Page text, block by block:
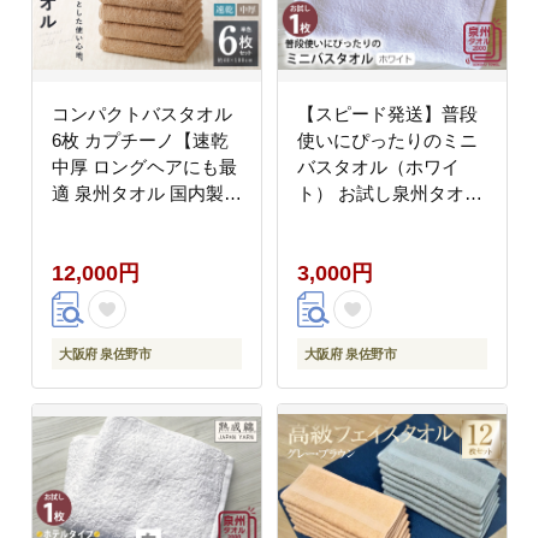
コンパクトバスタオル
6枚 カプチーノ【速乾
中厚 ロングヘアにも最
適 泉州タオル 国内製造
ァミリー】 099H3812
12,000円
大阪府 泉佐野市
【スピード発送】普段
使いにぴったりのミニ
バスタオル（ホワイ
ト） お試し泉州タオル
日用品 家族 ファミリ
ー】 G5097
3,000円
大阪府 泉佐野市